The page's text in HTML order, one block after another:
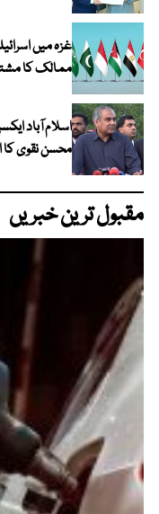
ممالک کا
اسلام آباد
محسن نقوی کا
مقبول ترین خبریں